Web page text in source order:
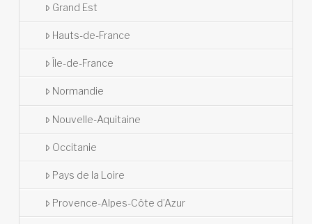
Grand Est
Hauts-de-France
Île-de-France
Normandie
Nouvelle-Aquitaine
Occitanie
Pays de la Loire
Provence-Alpes-Côte d’Azur